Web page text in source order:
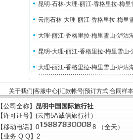
昆明-石林-大理-丽江-香格里拉-梅
云南石林-大理-丽江-香格里拉-梅里
大理-丽江-香格里拉-梅里雪山-泸沽
昆明-大理-丽江-香格里拉-梅里雪山
大理-丽江-香格里拉-梅里雪山-泸沽
关于我们 客服中心 汇款帐号 预订方式 合同样本
【公司全称】 昆明中国国际旅行社
【许可证号】(云南5A诚信旅行社）
【移动电话】0
8 （全天）
【业务 Q Q】2